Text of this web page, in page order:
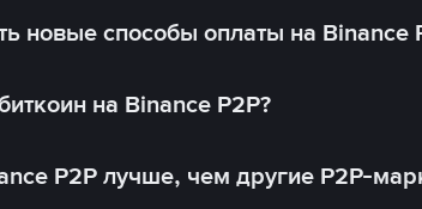
новые способы оплаты на Binance
на Binance P2P?
P2P лучше, чем другие P2P-